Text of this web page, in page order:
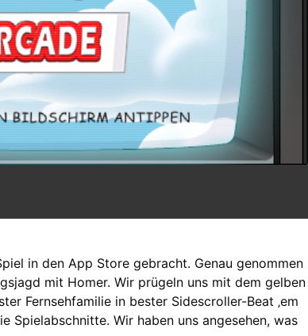
in den App Store gebracht. Genau genommen
mit Homer. Wir prügeln uns mit dem gelben
Fernsehfamilie in bester Sidescroller-Beat ‚em
Spielabschnitte. Wir haben uns angesehen, was